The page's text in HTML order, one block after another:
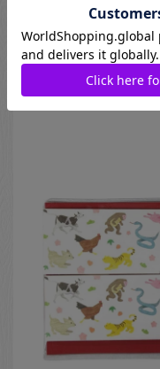
15cm 440